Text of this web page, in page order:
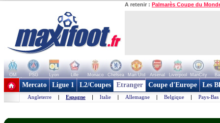
A retenir : Palmarès Coupe du
OM PSG Lyon Lille Monaco Chelsea Man Utd Arsenal Liverpool ManCity
+ de clubs
Mercato Ligue 1 L2/Coupes Etranger Coupe d'Europe Les
Angleterre | Espagne | Italie | Allemagne | Belgique | Pays-Bas